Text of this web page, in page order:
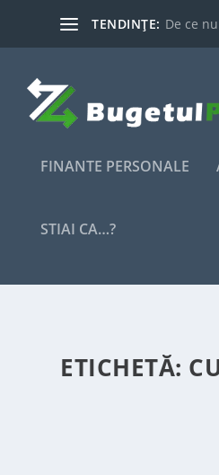
TENDINȚE: De ce
FINANTE PERSONALE
STIAI CA…?
ETICHETĂ: